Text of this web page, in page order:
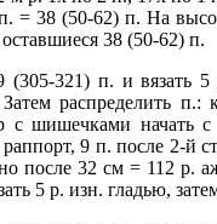
= 38 (50-62) п. На
38 (50-62) п.
(305-321) п. и вязать
распределить п.:
с шишечками начать
9 п. после 2-й
после 32 см = 112 р.
5 р. изн. гладью,